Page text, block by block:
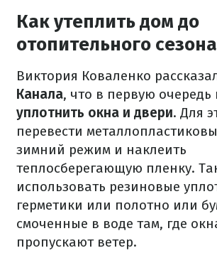
Как утеплить дом до
отопительного сезона
Виктория Коваленко
Канала, что в первую очередь
уплотнить окна и двери. Для
перевести
зимний режим и наклеить
теплосберегающую пленку.
использовать резиновые
герметики или полотно или
смоченные в воде там, где
пропускают ветер.